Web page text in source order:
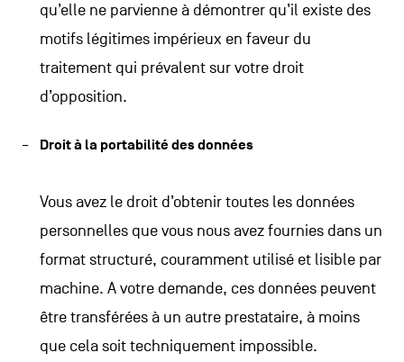
qu’elle ne parvienne à démontrer qu’il existe des
motifs légitimes impérieux en faveur du
traitement qui prévalent sur votre droit
d’opposition.
Droit à la portabilité des données
Vous avez le droit d’obtenir toutes les données
personnelles que vous nous avez fournies dans un
format structuré, couramment utilisé et lisible par
machine. A votre demande, ces données peuvent
être transférées à un autre prestataire, à moins
que cela soit techniquement impossible.